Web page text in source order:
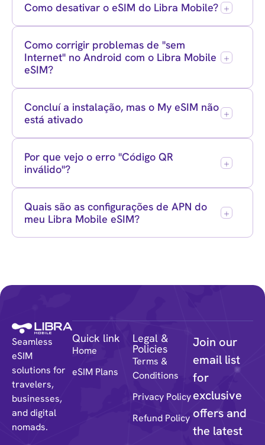
Como desativar o eSIM do Libra Mobile?
Como corrigir problemas de "sem
Internet" no Android com o Libra Mobile
eSIM?
Concluí a instalação, mas o My eSIM não
está ativado
Por que vejo o erro "Código QR
inválido"?
Quais são as configurações de APN do
meu Libra Mobile eSIM?
Seamless
eSIM
solutions for
travelers,
businesses,
and digital
nomads.
Quick link
Home
eSIM Plans
Legal &
Policies
Terms &
Conditions
Privacy Policy
Refund Policy
Join our
email list
for
exclusive
offers and
the latest